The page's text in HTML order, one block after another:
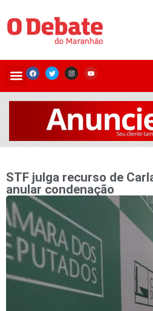
STF julga recurso de
anular condenação